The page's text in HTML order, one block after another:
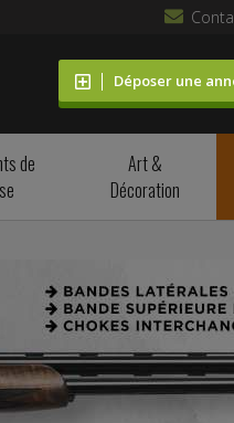
Déposer une
de
Art &
Décoration